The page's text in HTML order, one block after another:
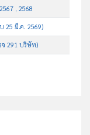
, 2568
25 มี.ค. 2569)
จ 291 บริษัท)